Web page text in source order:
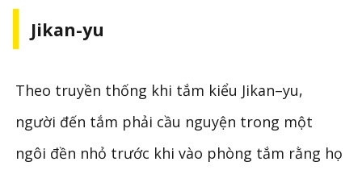
Jikan-yu
Theo truyền thống khi tắm kiểu Jikan–yu,
người đến tắm phải cầu nguyện trong một
ngôi đền nhỏ trước khi vào phòng tắm rằng họ